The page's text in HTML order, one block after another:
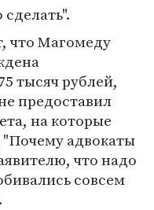
что Магомеду
тысяч рублей,
предоставил
на которые
адвокаты
что надо
совсем